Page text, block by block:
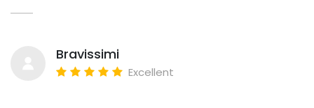
Bravissimi
Excellent